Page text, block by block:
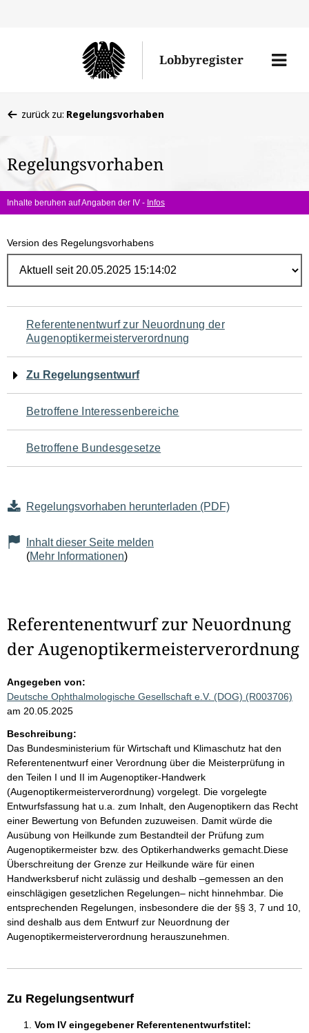
Lobbyregister
Menü
befinden
hier:
zurück zu: Regelungsvorhaben
Regelungsvorhaben
Inhalte beruhen auf Angaben der IV - Infos
Version des Regelungsvorhabens
Navigation
für
den
Seiteninhalt
Referentenentwurf zur Neuordnung der
Augenoptikermeisterverordnung
Zu Regelungsentwurf
Betroffene Interessenbereiche
Betroffene Bundesgesetze
Regelungsvorhaben herunterladen (PDF)
Inhalt dieser Seite melden
(Mehr Informationen)
Referentenentwurf zur Neuordnung
der Augenoptikermeisterverordnung
Angegeben von:
Deutsche Ophthalmologische Gesellschaft e.V. (DOG) (R003706)
am 20.05.2025
Beschreibung:
Das Bundesministerium für Wirtschaft und Klimaschutz hat den
Referentenentwurf einer Verordnung über die Meisterprüfung in
den Teilen I und II im Augenoptiker-Handwerk
(Augenoptikermeisterverordnung) vorgelegt. Die vorgelegte
Entwurfsfassung hat u.a. zum Inhalt, den Augenoptikern das Recht
einer Bewertung von Befunden zuzuweisen. Damit würde die
Ausübung von Heilkunde zum Bestandteil der Prüfung zum
Augenoptikermeister bzw. des Optikerhandwerks gemacht.Diese
Überschreitung der Grenze zur Heilkunde wäre für einen
Handwerksberuf nicht zulässig und deshalb –gemessen an den
einschlägigen gesetzlichen Regelungen– nicht hinnehmbar. Die
entsprechenden Regelungen, insbesondere die der §§ 3, 7 und 10,
sind deshalb aus dem Entwurf zur Neuordnung der
Augenoptikermeisterverordnung herauszunehmen.
Zu Regelungsentwurf
Vom IV eingegebener Referentenentwurfstitel: